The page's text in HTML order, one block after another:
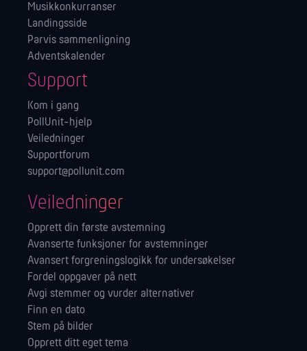
Musikkonkurranser
Landingsside
Parvis sammenligning
Adventskalender
Support
Kom i gang
PollUnit-hjelp
Veiledninger
Supportforum
support@pollunit.com
Veiledninger
Opprett din første avstemning
Avanserte funksjoner for avstemninger
Avansert forgreningslogikk for undersøkelser
Fordel oppgaver på nett
Avgi stemmer og vurder alternativer
Finn en dato
Stem på bilder
Opprett ditt eget tema